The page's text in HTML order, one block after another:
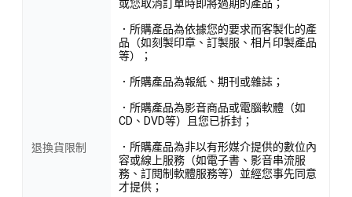
退換貨限制
或您取消訂單時即將過期的產品；
．所購產品為依據您的要求而客製化的產
品（如刻製印章、訂製服、相片印製產品
等）；
．所購產品為報紙、期刊或雜誌；
．所購產品為影音商品或電腦軟體（如
CD、DVD等）且您已拆封；
．所購產品為非以有形媒介提供的數位內
容或線上服務（如電子書、影音串流服
務、訂閱制軟體服務等）並經您事先同意
才提供；